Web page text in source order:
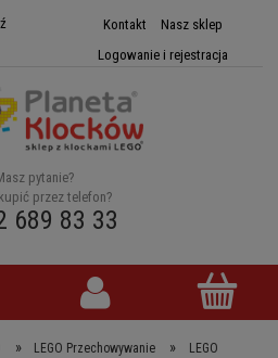
Kontakt
Nasz sklep
Logowanie i rejestracja
pytanie?
przez telefon?
689 83 33
» LEGO Przechowywanie »
LEGO